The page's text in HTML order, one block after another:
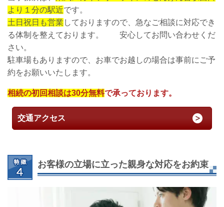
より１分の駅近です。
土日祝日も営業 しておりますので、急なご相談に対応でき
る体制を整えております。 安心してお問い合わせくだ
さい。
駐車場もありますので、お車でお越しの場合は事前にご予
約をお願いいたします。
相続の初回相談は30分無料で承っております。
交通アクセス
お客様の立場に立った親身な対応をお約束